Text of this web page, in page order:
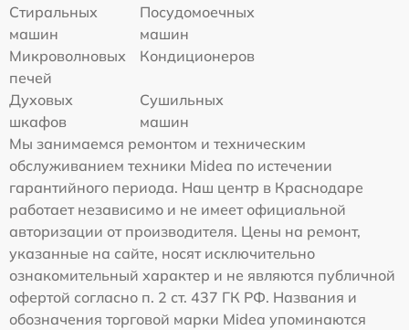
Стиральных
машин
Посудомоечных
машин
Микроволновых
печей
Кондиционеров
Духовых
шкафов
Сушильных
машин
Мы занимаемся ремонтом и техническим
обслуживанием техники Midea по истечении
гарантийного периода. Наш центр в Краснодаре
работает независимо и не имеет официальной
авторизации от производителя. Цены на ремонт,
указанные на сайте, носят исключительно
ознакомительный характер и не являются публичной
офертой согласно п. 2 ст. 437 ГК РФ. Названия и
обозначения торговой марки Midea упоминаются